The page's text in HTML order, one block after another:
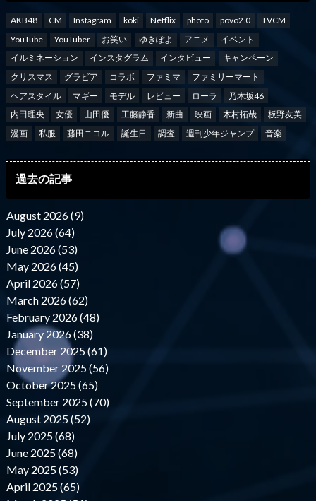
AKB48 CM Instagram koki Netflix photo povo2.0
TVCM
YouTube
YouTuber お笑い ゆきぽよ アニメ
イベント
イルミネーション
インスタグラム インタビュー
キャンペーン
クリスマス
グラビア コラボ ファミマ
ファミリーマート
ヘアスタイル
マギー モデル レビュー ローラ
乃木坂46
内田理央
女優 山田優 工藤静香 新曲 映画 木村拓哉
板野友美
漫画
私服 藤田ニコル 誕生日 調査 週刊少年ジャンプ 音楽
過去の記事
August 2026 (9)
July 2026 (64)
June 2026 (53)
May 2026 (45)
April 2026 (57)
March 2026 (62)
February 2026 (48)
January 2026 (38)
December 2025 (61)
November 2025 (56)
October 2025 (65)
September 2025 (70)
August 2025 (52)
July 2025 (68)
June 2025 (68)
May 2025 (53)
April 2025 (65)